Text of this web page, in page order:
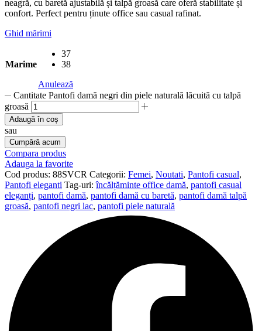
neagră, cu baretă ajustabilă și talpă groasă care oferă stabilitate și
confort. Perfect pentru ținute office sau casual rafinat.
Ghid mărimi
Marime
37
38
Anulează
Cantitate Pantofi damă negri din piele naturală lăcuită cu talpă
groasă
Adaugă în coș
sau
Cumpără acum
Compara produs
Adauga la favorite
Cod produs: 88SVCR Categorii: Femei, Noutati, Pantofi casual,
Pantofi eleganti Tag-uri: încălțăminte office damă, pantofi casual
eleganți, pantofi damă, pantofi damă cu baretă, pantofi damă talpă
groasă, pantofi negri lac, pantofi piele naturală